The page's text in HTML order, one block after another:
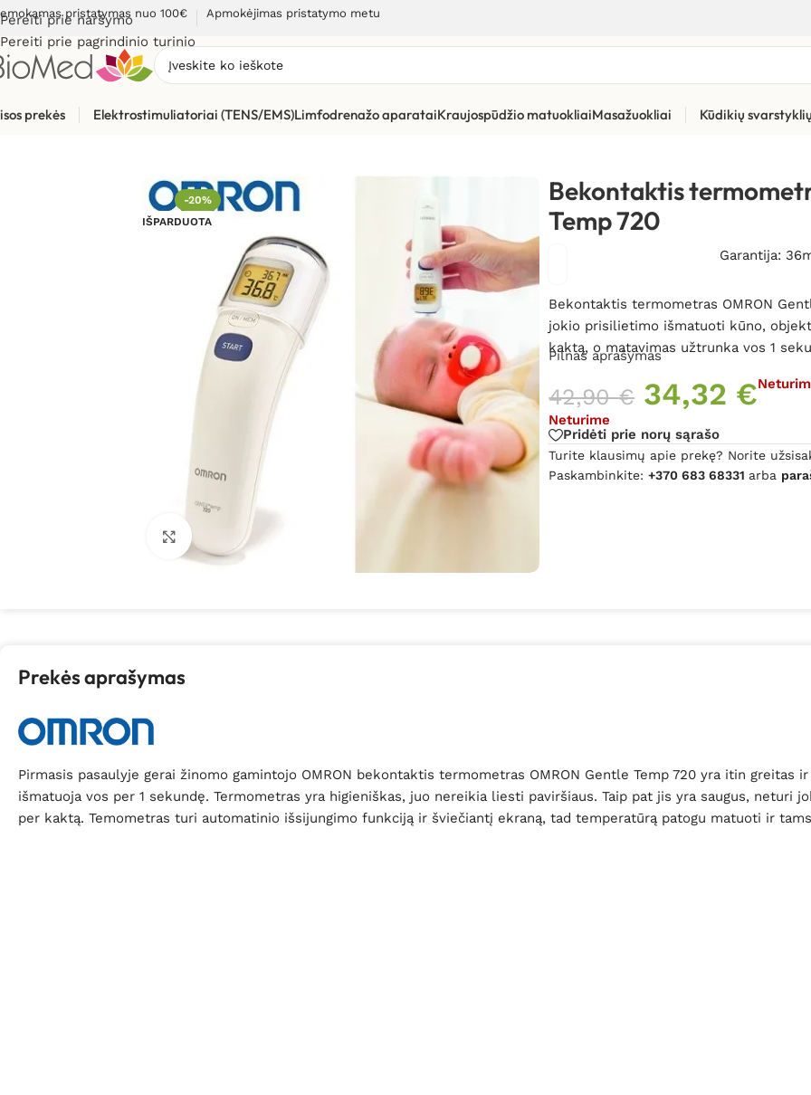
Pereiti prie naršymo
Pereiti prie pagrindinio turinio
pristatymas nuo 100€ Apmokėjimas pristatymo metu
prekės Elektrostimuliatoriai (TENS/EMS)Limfodrenažo aparataiKraujospūdžio matuokliaiMasažuokliai Kūdikių
Sveikatos priežiūrai Bekontaktis termometras OMRON Gentle Temp 720
-20%
IŠPARDUOTA
Spustelėkite, kad padidintumėte
Bekontaktis
Temp 720
Garantija:
Bekontaktis termometras OMRON
jokio prisilietimo išmatuoti kūno,
kaktą, o matavimas užtrunka vos 1
Pilnas aprašymas
42,90€ 34,32 €
Neturime
Pridėti prie norų sąrašo
Turite klausimų apie prekę? Norite
Paskambinkite:+370 683 68331 arba
Prekės aprašymas
Pirmasis pasaulyje gerai žinomo gamintojo OMRON bekontaktis termometras OMRON Gentle Temp 720 yra itin
išmatuoja vos per 1 sekundę. Termometras yra higieniškas, juo nereikia liesti paviršiaus. Taip pat jis yra saugus, neturi
per kaktą. Temometras turi automatinio išsijungimo funkciją ir šviečiantį ekraną, tad temperatūrą patogu matuoti ir